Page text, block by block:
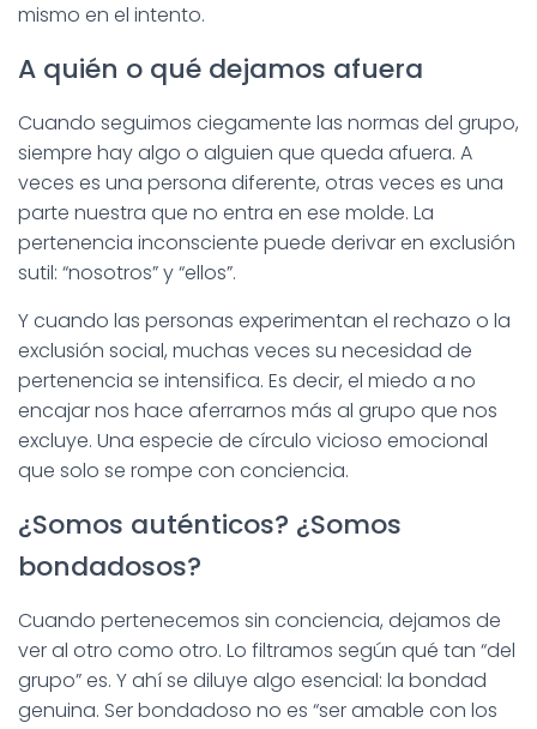
mismo en el intento.
A quién o qué dejamos afuera
Cuando seguimos ciegamente las normas del grupo,
siempre hay algo o alguien que queda afuera. A
veces es una persona diferente, otras veces es una
parte nuestra que no entra en ese molde. La
pertenencia inconsciente puede derivar en exclusión
sutil: “nosotros” y “ellos”.
Y cuando las personas experimentan el rechazo o la
exclusión social, muchas veces su necesidad de
pertenencia se intensifica. Es decir, el miedo a no
encajar nos hace aferrarnos más al grupo que nos
excluye. Una especie de círculo vicioso emocional
que solo se rompe con conciencia.
¿Somos auténticos? ¿Somos
bondadosos?
Cuando pertenecemos sin conciencia, dejamos de
ver al otro como otro. Lo filtramos según qué tan “del
grupo” es. Y ahí se diluye algo esencial: la bondad
genuina. Ser bondadoso no es “ser amable con los